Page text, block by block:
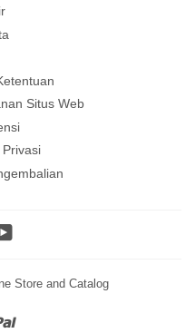
Situs Web
Store and Catalog